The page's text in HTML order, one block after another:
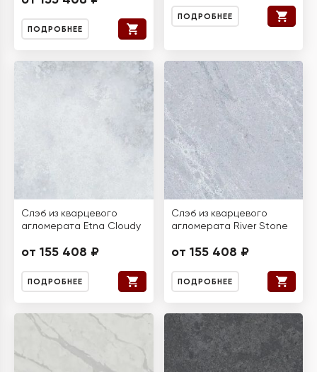
ПОДРОБНЕЕ
ПОДРОБНЕЕ
Слэб из кварцевого
агломерата Etna Cloudy
от 155 408 ₽
ПОДРОБНЕЕ
Слэб из кварцевого
агломерата River Stone
от 155 408 ₽
ПОДРОБНЕЕ